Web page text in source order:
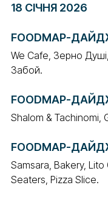
18 СІЧНЯ 2026
FOODMAP-
We Cafe, Зерно
Забой.
FOODMAP-
Shalom & Tachinomi,
FOODMAP-
Samsara, Bakery,
Seaters, Pizza Slice.